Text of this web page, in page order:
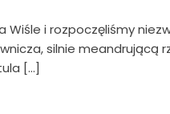
i rozpoczęliśmy
silnie
[…]